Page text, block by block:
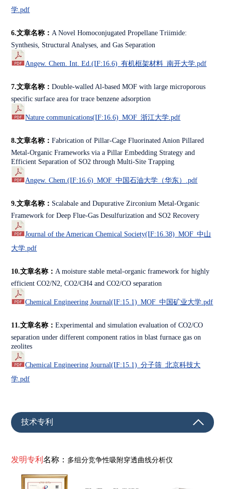
学.pdf
6.文章名称： A Novel Homoconjugated Propellane Triimide:
Synthesis, Structural Analyses, and Gas Separation
Angew. Chem. Int. Ed.(IF:16.6)_有机框架材料 _南开大学.pdf
7.文章名称：Double-walled Al-based MOF with large microporous
specific surface area for trace benzene adsorption
Nature communications(IF:16.6)_MOF_浙江大学.pdf
8.文章名称：Fabrication of Pillar-Cage Fluorinated Anion Pillared
Metal-Organic Frameworks via a Pillar Embedding Strategy and
Efficient Separation of SO2 through Multi-Site Trapping
Angew. Chem.(IF:16.6)_MOF_中国石油大学（华东） .pdf
9.文章名称： Scalabale and Dupurative Zirconium Metal-Organic
Framework for Deep Flue-Gas Desulfurization and SO2 Recovery
Journal of the American Chemical Society(IF:16.38)_MOF_中山
大学.pdf
10.文章名称： A moisture stable metal-organic framework for highly
efficient CO2/N2, CO2/CH4 and CO2/CO separation
Chemical Engineering Journal(IF:15.1)_MOF_中国矿业大学.pdf
11.文章名称：Experimental and simulation evaluation of CO2/CO
separation under different component ratios in blast furnace gas on
zeolites
Chemical Engineering Journal(IF:15.1)_分子筛_北京科技大
学.pdf
技术专利
发明专利名称： 多组分竞争性吸附穿透曲线分析仪